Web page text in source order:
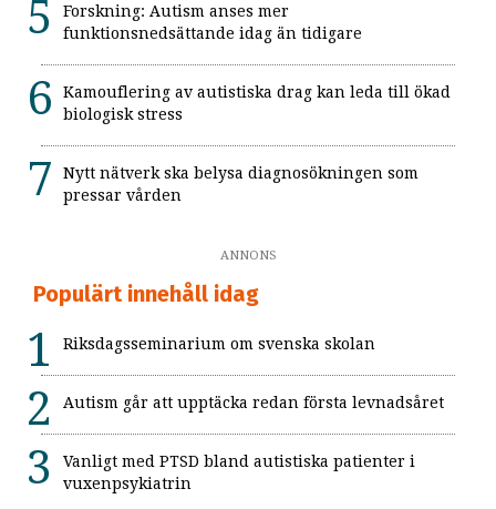
Forskning: Autism anses mer
funktionsnedsättande idag än tidigare
Kamouflering av autistiska drag kan leda till ökad
biologisk stress
Nytt nätverk ska belysa diagnosökningen som
pressar vården
ANNONS
Populärt innehåll idag
Riksdagsseminarium om svenska skolan
Autism går att upptäcka redan första levnadsåret
Vanligt med PTSD bland autistiska patienter i
vuxenpsykiatrin